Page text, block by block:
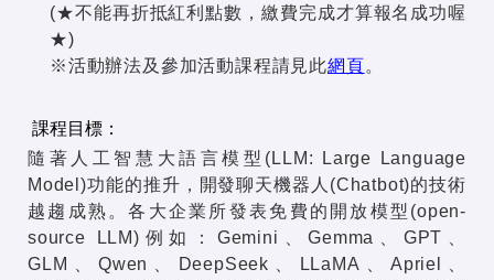
(★不能再折抵紅利點數，繳費完成才算報名成功喔
★)
※活動辦法及參加活動課程請見此網頁。
課程目標：
隨著人工智慧大語言模型(LLM: Large Language
Model)功能的推升，開發聊天機器人(Chatbot)的技術
越趨成熟。各大企業所發表免費的開放模型(open-
source LLM)例如：Gemini、Gemma、GPT、
GLM、Qwen、DeepSeek、LLaMA、Apriel、